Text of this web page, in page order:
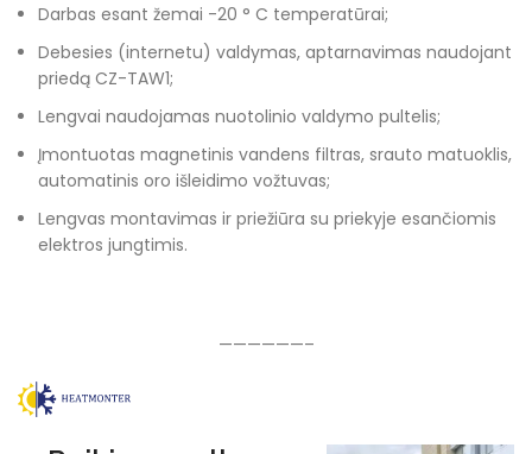
Darbas esant žemai -20 ° C temperatūrai;
Debesies (internetu) valdymas, aptarnavimas naudojant
priedą CZ-TAW1;
Lengvai naudojamas nuotolinio valdymo pultelis;
Įmontuotas magnetinis vandens filtras, srauto matuoklis,
automatinis oro išleidimo vožtuvas;
Lengvas montavimas ir priežiūra su priekyje esančiomis
elektros jungtimis.
——————–